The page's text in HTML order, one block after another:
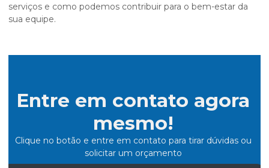
serviços e como podemos contribuir para o bem-estar da
sua equipe.
Entre em contato agora
mesmo!
Clique no botão e entre em contato para tirar dúvidas ou
solicitar um orçamento